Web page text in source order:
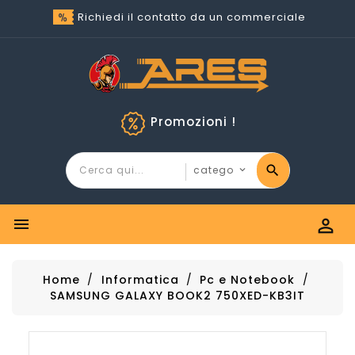
Richiedi il contatto da un commerciale
Promozioni !
 
Home Informatica
Pc e Notebook
SAMSUNG GALAXY BOOK2 750XED-KB3IT